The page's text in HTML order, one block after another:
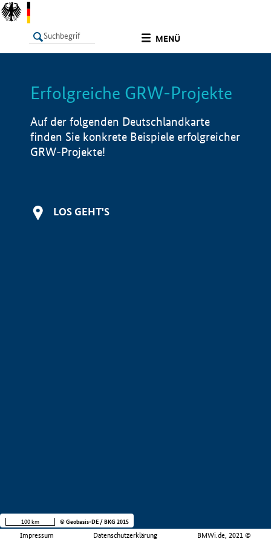
MENÜ
LISTE Info
Erfolgreiche GRW-Projekte
Auf der folgenden Deutschlandkarte
finden Sie konkrete Beispiele erfolgreicher
GRW-Projekte!
LOS GEHT'S
Impressum Datenschutzerklärung BMWi.de, 2021 ©
100 km © Geobasis-DE / BKG 2015